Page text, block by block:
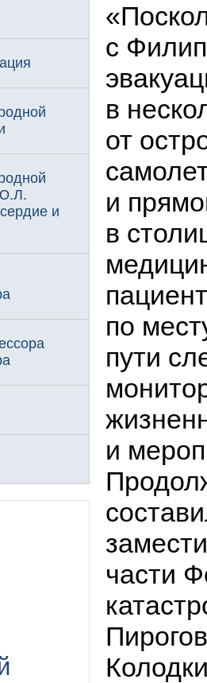
и
с
в
от
и
в
по
пути
и
части